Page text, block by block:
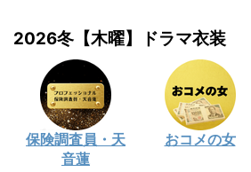
2026冬【木曜】ドラマ衣装
保険調査員・天
音蓮
おコメの女